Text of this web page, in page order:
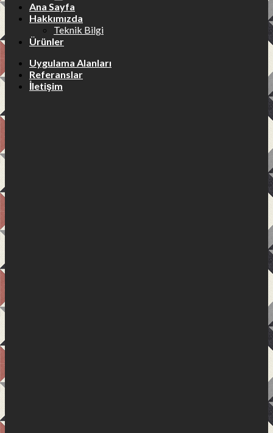
Ana Sayfa
Hakkımızda
Teknik Bilgi
Ürünler
Uygulama Alanları
Referanslar
İletişim